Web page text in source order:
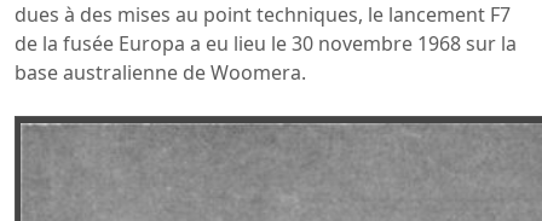
dues à des mises au point techniques, le lancement F7
de la fusée Europa a eu lieu le 30 novembre 1968 sur la
base australienne de Woomera.